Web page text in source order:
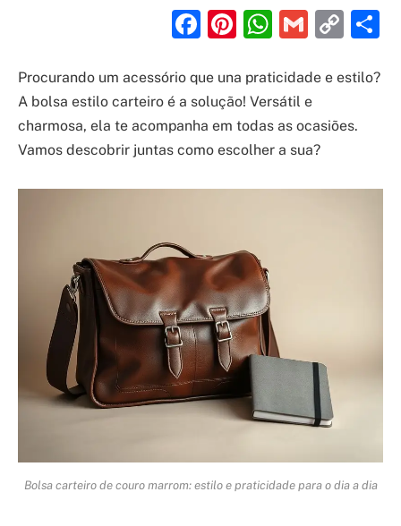
Facebook
Pinterest
Gmail
Procurando um acessório que una praticidade e estilo?
A bolsa estilo carteiro é a solução! Versátil e
charmosa, ela te acompanha em todas as ocasiões.
Vamos descobrir juntas como escolher a sua?
Bolsa carteiro de couro marrom: estilo e praticidade para o dia a dia